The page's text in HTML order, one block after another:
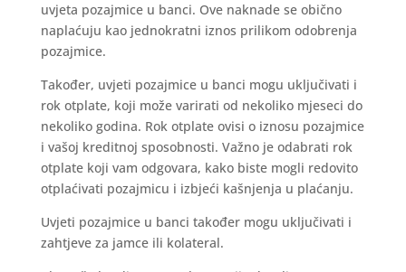
uvjeta pozajmice u banci. Ove naknade se obično
naplaćuju kao jednokratni iznos prilikom odobrenja
pozajmice.
Također, uvjeti pozajmice u banci mogu uključivati i
rok otplate, koji može varirati od nekoliko mjeseci do
nekoliko godina. Rok otplate ovisi o iznosu pozajmice
i vašoj kreditnoj sposobnosti. Važno je odabrati rok
otplate koji vam odgovara, kako biste mogli redovito
otplaćivati pozajmicu i izbjeći kašnjenja u plaćanju.
Uvjeti pozajmice u banci također mogu uključivati i
zahtjeve za jamce ili kolateral.